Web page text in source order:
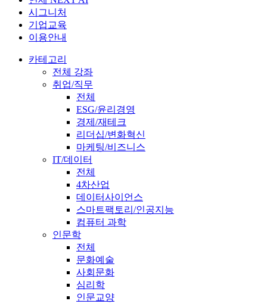
시그니처
기업교육
이용안내
카테고리
전체 강좌
취업/직무
전체
ESG/윤리경영
경제/재테크
리더십/변화혁신
마케팅/비즈니스
IT/데이터
전체
4차산업
데이터사이언스
스마트팩토리/인공지능
컴퓨터 과학
인문학
전체
문화예술
사회문화
심리학
인문교양